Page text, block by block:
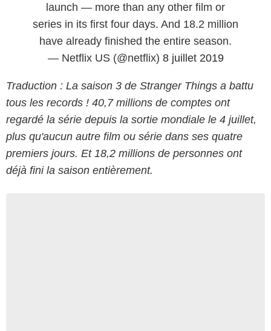
launch — more than any other film or
series in its first four days. And 18.2 million
have already finished the entire season.
— Netflix US (@netflix) 8 juillet 2019
Traduction : La saison 3 de Stranger Things a battu
tous les records ! 40,7 millions de comptes ont
regardé la série depuis la sortie mondiale le 4 juillet,
plus qu'aucun autre film ou série dans ses quatre
premiers jours. Et 18,2 millions de personnes ont
déjà fini la saison entièrement.